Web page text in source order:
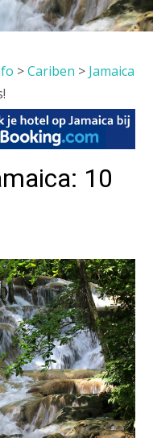
>Cariben > Jamaica
10